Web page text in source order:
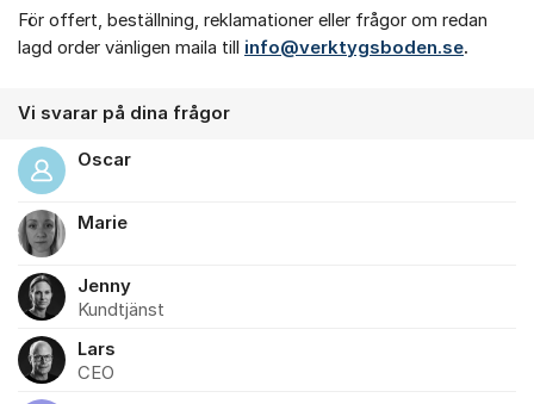
För offert, beställning, reklamationer eller frågor om redan
lagd order vänligen maila till info@verktygsboden.se.
Vi svarar på dina frågor
Oscar
Marie
Jenny
Kundtjänst
Lars
CEO